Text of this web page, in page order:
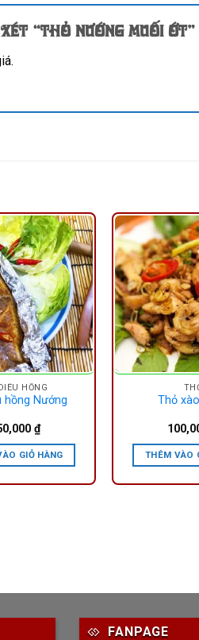
“Thỏ nướng muối ớt”
HỒNG
hồng Nướng
₫
GIỎ HÀNG
Thỏ
THÊM VÀO
FANPAGE